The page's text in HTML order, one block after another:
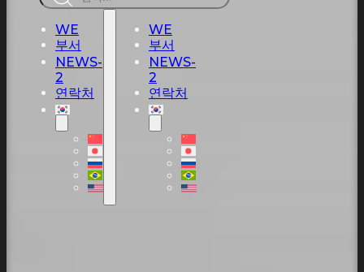
색
WE
부서
NEWS-
2
연락처
WE
부서
NEWS-
2
연락처